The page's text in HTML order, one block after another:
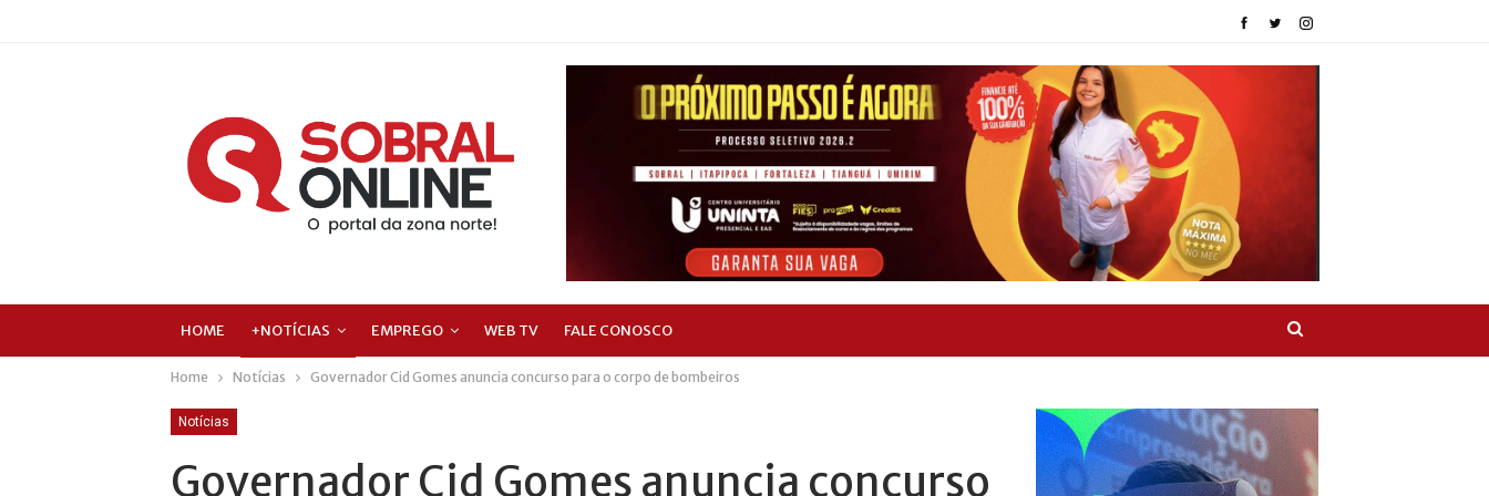
HOME +NOTÍCIAS EMPREGO WEB TV FALE CONOSCO
Home Notícias Governador Cid Gomes anuncia concurso para o corpo de bombeiros
Notícias
Governador Cid Gomes anuncia concurso